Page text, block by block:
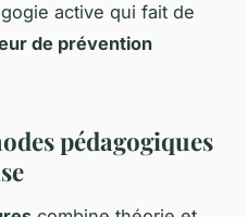
active qui fait de
de prévention
pédagogiques